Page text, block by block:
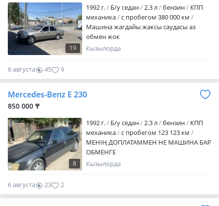
19
1992 г. Б/у седан 2.3 л бензин
КПП
механика
с пробегом 380 000 км
Машина жагдайы жаксы саудасы аз
обмен жок
Кызылорда
6 августа 45 9
Mercedes-Benz E 230
850 000 ₸
8
1992 г. Б/у седан 2.3 л бензин
КПП
механика
с пробегом 123 123 км
МЕНІҢ ДОПЛАТАММЕН НЕ МАШИНА БАР
ОБМЕНГЕ
Кызылорда
6 августа 23 2